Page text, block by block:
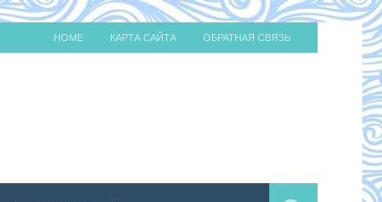
HOME КАРТА САЙТА ОБРАТНАЯ СВЯЗЬ